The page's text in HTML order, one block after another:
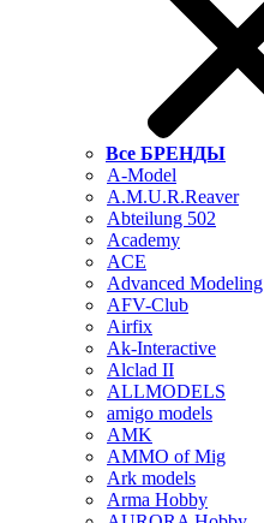
Все БРЕНДЫ
A-Model
A.M.U.R.Reaver
Abteilung 502
Academy
ACE
Advanced Modeling
AFV-Club
Airfix
Ak-Interactive
Alclad II
ALLMODELS
amigo models
AMK
AMMO of Mig
Ark models
Arma Hobby